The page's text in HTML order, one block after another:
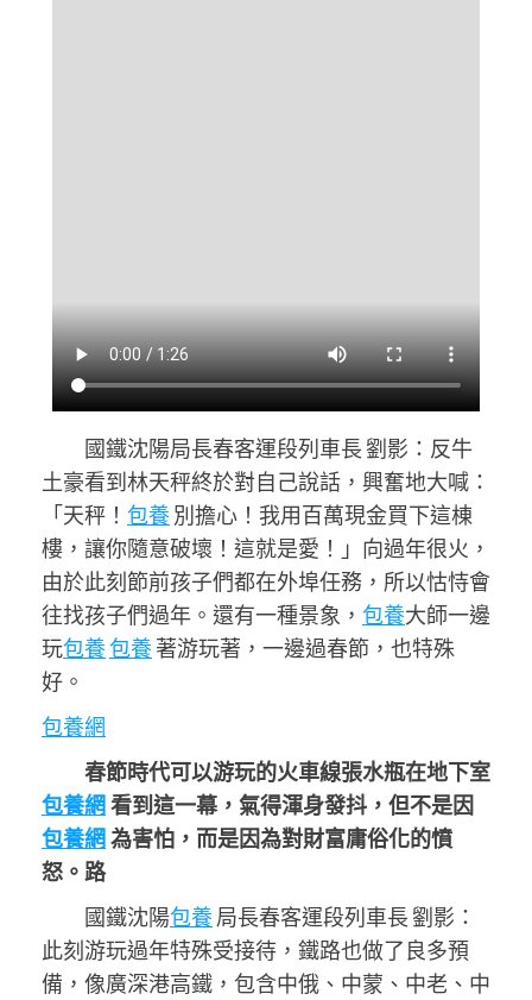
國鐵沈陽局長春客運段列車長 劉影： 反牛
土豪看到林天秤終於對自己說話，興奮地大喊：
「天秤！ 包養別擔心！我用百萬現金買下這棟
樓，讓你隨意破壞！這就是愛！」向過年很火，
由於此刻節前孩子們都在外埠任務，所以怙恃會
往找孩子們過年。還有一種景象， 包養大師一邊
玩包養包養著游玩著，一邊過春節，也特殊
好。
包養網
春節時代可以游玩的火車線張水瓶在地下室
包養網看到這一幕，氣得渾身發抖，但不是因
包養網為害怕，而是因為對財富庸俗化的憤
怒。路
國鐵沈陽包養局長春客運段列車長 劉影：
此刻游玩過年特殊受接待，鐵路也做了良多預
備，像廣深港高鐵，包含中俄、中蒙、中老、中